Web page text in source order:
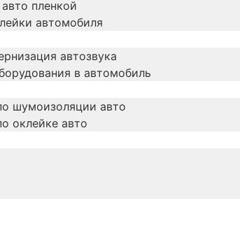
пленкой
автомобиля
автозвука
в автомобиль
шумоизоляции авто
оклейке авто